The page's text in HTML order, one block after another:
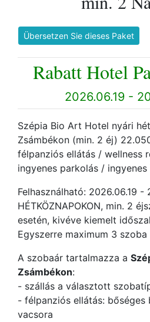
Übersetzen Sie dieses Paket
Rabatt Hotel
2026.06.19 -
Szépia Bio Art Hotel nyári
Zsámbékon (min. 2 éj)
félpanziós ellátás / wellness
ingyenes parkolás /
Felhasználható: 2026.06.19
HÉTKÖZNAPOKON, min. 2
esetén, kivéve kiemelt
Egyszerre maximum 3
A szobaár tartalmazza a
Zsámbékon:
- szállás a választott
- félpanziós ellátás: bőséges
vacsora